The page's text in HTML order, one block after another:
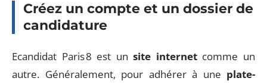
Créez un compte et un dossier de
candidature
Ecandidat Paris 8 est unsite internetcomme un
autre. Généralement, pour adhérer à une plate-